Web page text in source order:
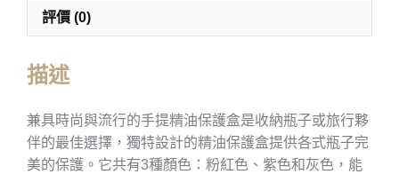
評價 (0)
描述
兼具時尚與流行的手提精油保護盒是收納瓶子或旅行夥
伴的最佳選擇，獨特設計的精油保護盒提供各式瓶子完
美的保護。它共有3種顏色：粉紅色、紫色和灰色，能